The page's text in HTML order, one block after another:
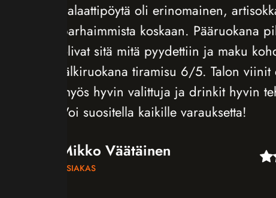
oli erinomainen, artisokka yksi
koskaan. Pääruokana pihvit
mitä pyydettiin ja maku kohdillaan.
tiramisu 6/5. Talon viinit olivat
valittuja ja drinkit hyvin tehtyjä.
kaikille varauksetta!